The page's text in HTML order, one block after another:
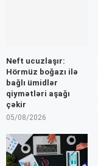
Neft ucuzlaşır:
Hörmüz boğazı ilə
bağlı ümidlər
qiymətləri aşağı
çəkir
05/08/2026